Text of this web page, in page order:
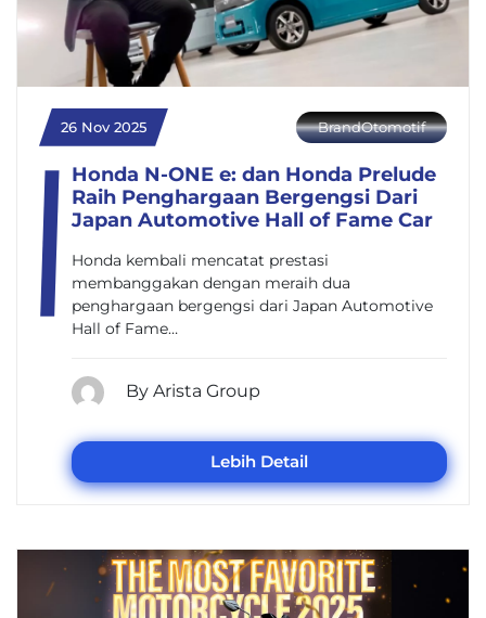
26 Nov 2025 BrandOtomotif
Honda N-ONE e: dan Honda Prelude
Raih Penghargaan Bergengsi Dari
Japan Automotive Hall of Fame Car
Honda kembali mencatat prestasi
membanggakan dengan meraih dua
penghargaan bergengsi dari Japan Automotive
Hall of Fame…
By Arista Group
Lebih Detail